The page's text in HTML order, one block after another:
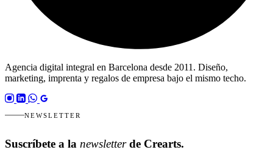
Agencia digital integral en Barcelona desde 2011. Diseño,
marketing, imprenta y regalos de empresa bajo el mismo techo.
NEWSLETTER
Suscríbete a la newsletterde Crearts.